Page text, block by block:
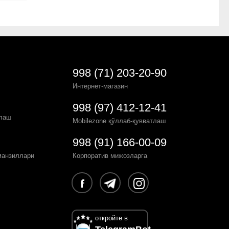
998 (71) 203-20-90
Интернет-магазин
998 (97) 412-12-41
Mobilezone қўллаб-қувватлаш
998 (91) 166-00-09
Корпоратив мижозларга
откройте в